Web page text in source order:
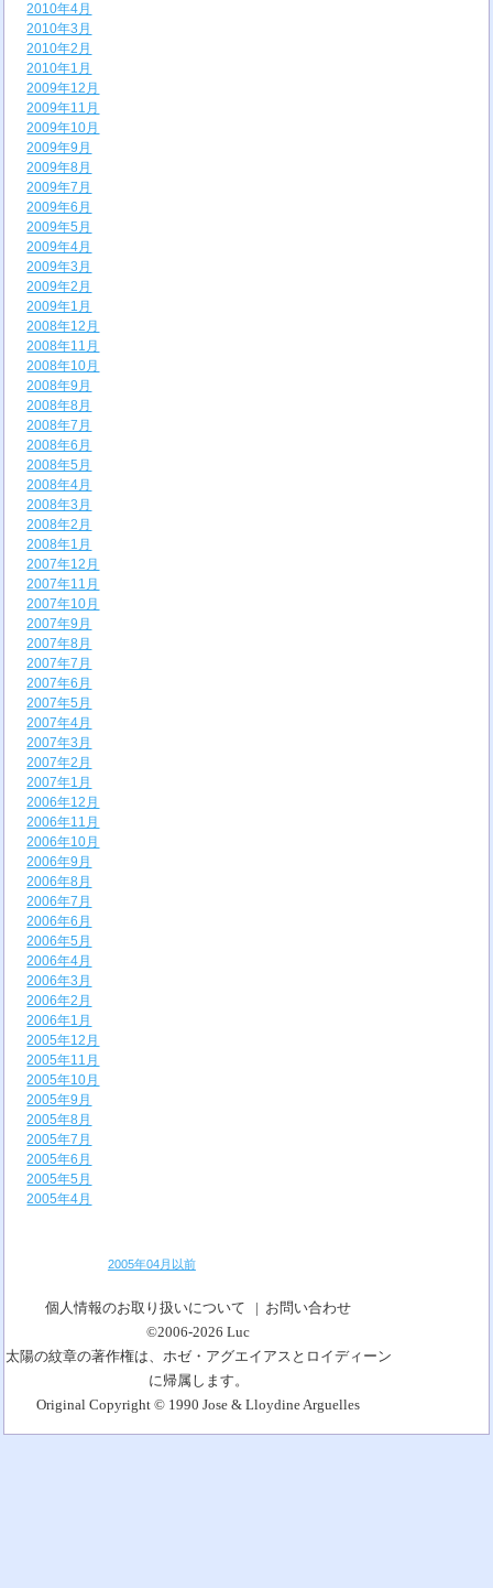
2010年4月
2010年3月
2010年2月
2010年1月
2009年12月
2009年11月
2009年10月
2009年9月
2009年8月
2009年7月
2009年6月
2009年5月
2009年4月
2009年3月
2009年2月
2009年1月
2008年12月
2008年11月
2008年10月
2008年9月
2008年8月
2008年7月
2008年6月
2008年5月
2008年4月
2008年3月
2008年2月
2008年1月
2007年12月
2007年11月
2007年10月
2007年9月
2007年8月
2007年7月
2007年6月
2007年5月
2007年4月
2007年3月
2007年2月
2007年1月
2006年12月
2006年11月
2006年10月
2006年9月
2006年8月
2006年7月
2006年6月
2006年5月
2006年4月
2006年3月
2006年2月
2006年1月
2005年12月
2005年11月
2005年10月
2005年9月
2005年8月
2005年7月
2005年6月
2005年5月
2005年4月
2005年04月以前
個人情報のお取り扱いについて
お問い合わせ
©2006-2026Luc
太陽の紋章の著作権は、ホゼ・アグエイアスとロイディーン
に帰属します。
Original Copyright © 1990 Jose & Lloydine Arguelles